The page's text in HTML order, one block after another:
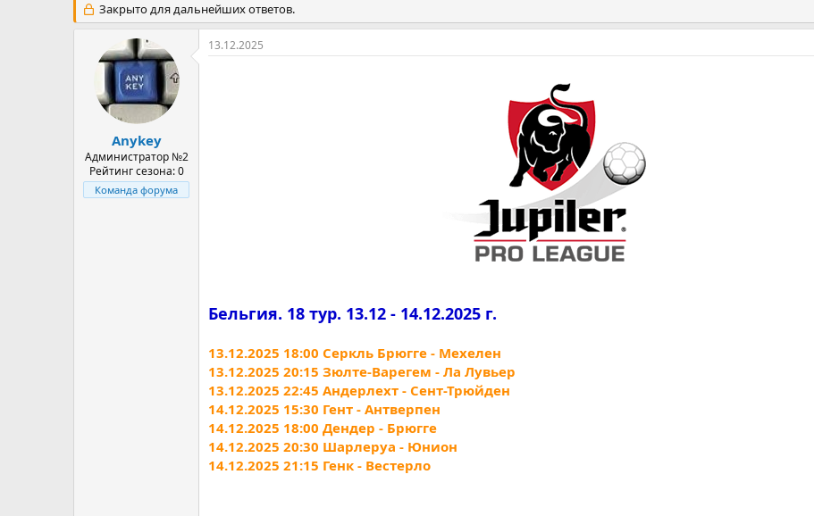
т
о
т
а
н
а
ч
а
л
а
Закрыто для дальнейших ответов.
Anykey
Администратор №2
Рейтинг сезона: 0
Команда форума
13.12.2025
Бельгия. 18 тур. 13.12 - 14.12.2025 г.
13.12.2025 18:00 Серкль Брюгге - Мехелен
13.12.2025 20:15 Зюлте-Варегем - Ла Лувьер
13.12.2025 22:45 Андерлехт - Сент-Трюйден
14.12.2025 15:30 Гент - Антверпен
14.12.2025 18:00 Дендер - Брюгге
14.12.2025 20:30 Шарлеруа - Юнион
14.12.2025 21:15 Генк - Вестерло